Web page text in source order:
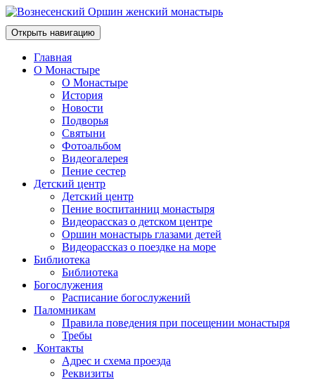
Открыть навигацию
Главная
О Монастыре
О Монастыре
История
Новости
Подворья
Святыни
Фотоальбом
Видеогалерея
Пение сестер
Детский центр
Детский центр
Пение воспитанниц монастыря
Видеорассказ о детском центре
Оршин монастырь глазами детей
Видеорассказ о поездке на море
Библиотека
Библиотека
Богослужения
Расписание богослужений
Паломникам
Правила поведения при посещении монастыря
Требы
Контакты
Адрес и схема проезда
Реквизиты